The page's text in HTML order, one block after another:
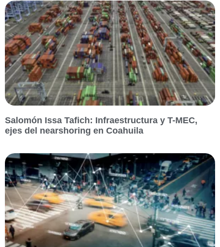
Salomón Issa Tafich: Infraestructura y T-MEC,
ejes del nearshoring en Coahuila